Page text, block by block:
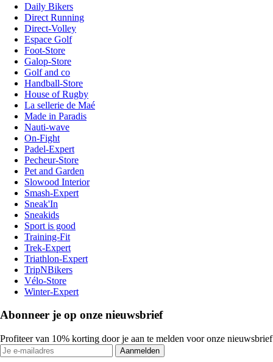
Daily Bikers
Direct Running
Direct-Volley
Espace Golf
Foot-Store
Galop-Store
Golf and co
Handball-Store
House of Rugby
La sellerie de Maé
Made in Paradis
Nauti-wave
On-Fight
Padel-Expert
Pecheur-Store
Pet and Garden
Slowood Interior
Smash-Expert
Sneak'In
Sneakids
Sport is good
Training-Fit
Trek-Expert
Triathlon-Expert
TripNBikers
Vélo-Store
Winter-Expert
Abonneer je op onze nieuwsbrief
Profiteer van 10% korting door je aan te melden voor onze nieuwsbrief
Aanmelden